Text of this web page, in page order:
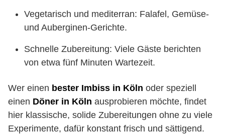
Vegetarisch und mediterran: Falafel, Gemüse-
und Auberginen-Gerichte.
Schnelle Zubereitung: Viele Gäste berichten
von etwa fünf Minuten Wartezeit.
Wer einen bester Imbiss in Köln oder speziell
einen Döner in Köln ausprobieren möchte, findet
hier klassische, solide Zubereitungen ohne zu viele
Experimente, dafür konstant frisch und sättigend.